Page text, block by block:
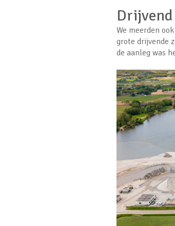
We meerden
grote drijvende
de aanleg was